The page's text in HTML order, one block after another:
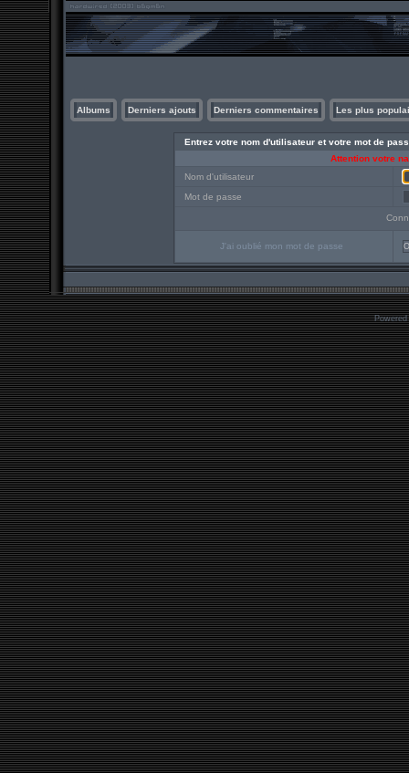
Albums Derniers ajouts Derniers commentaires Les plus
Entrez votre nom d'utilisateur et votre mot de
Attention votre
Nom d'utilisateur
Mot de passe
J'ai oublié mon mot de passe